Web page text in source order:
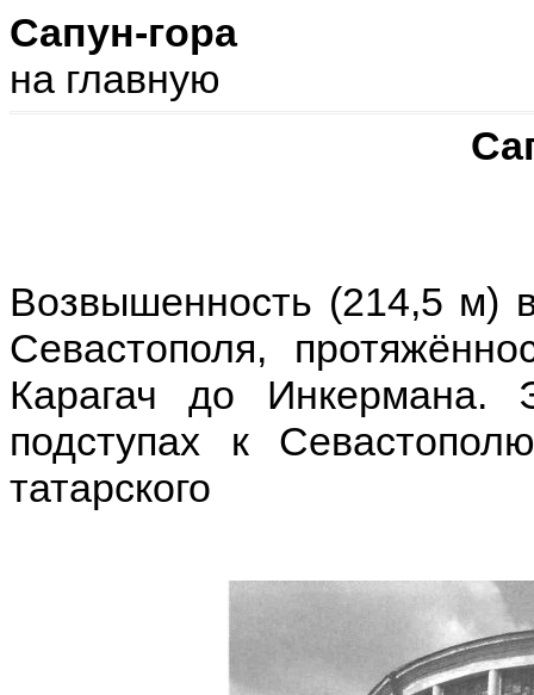
Сапун-гора
на главную
Возвышенность (214,5 м)
Севастополя,
Карагач до Инкермана.
подступах к
татарского